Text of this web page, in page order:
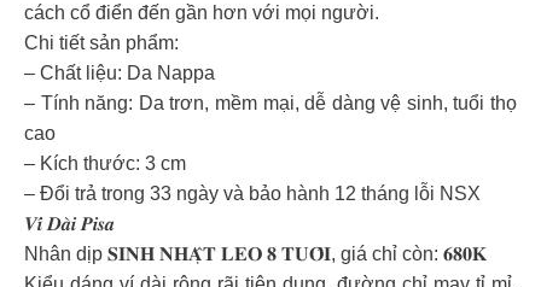
cách cổ điển đến gần hơn với mọi người.
Chi tiết sản phẩm:
– Chất liệu: Da Nappa
– Tính năng: Da trơn, mềm mại, dễ dàng vệ sinh, tuổi thọ
cao
– Kích thước: 3 cm
– Đổi trả trong 33 ngày và bảo hành 12 tháng lỗi NSX
𝑽𝒊́ 𝑫𝒂̀𝒊 𝑷𝒊𝒔𝒂
Nhân dịp 𝐒𝐈𝐍𝐇 𝐍𝐇𝐀̣̂𝐓 𝐋𝐄𝐎 𝟖 𝐓𝐔𝐎̂̉𝐈, giá chỉ còn: 𝟔𝟖𝟎𝐊